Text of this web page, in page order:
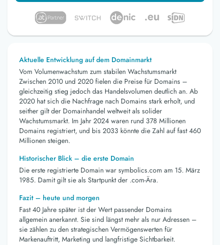
Aktuelle Entwicklung auf dem Domainmarkt
Vom Volumenwachstum zum stabilen Wachstumsmarkt
Zwischen 2010 und 2020 fielen die Preise für Domains –
gleichzeitig stieg jedoch das Handelsvolumen deutlich an. Ab
2020 hat sich die Nachfrage nach Domains stark erholt, und
seither gilt der Domainhandel weltweit als solider
Wachstumsmarkt. Im Jahr 2024 waren rund 378 Millionen
Domains registriert, und bis 2033 könnte die Zahl auf fast 460
Millionen steigen.
Historischer Blick – die erste Domain
Die erste registrierte Domain war symbolics.com am 15. März
1985. Damit gilt sie als Startpunkt der .com-Ära.
Fazit – heute und morgen
Fast 40 Jahre später ist der Wert passender Domains
allgemein anerkannt. Sie sind längst mehr als nur Adressen –
sie zählen zu den strategischen Vermögenswerten für
Markenauftritt, Marketing und langfristige Sichtbarkeit.